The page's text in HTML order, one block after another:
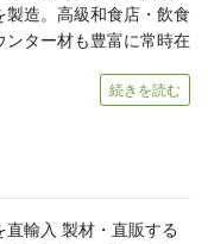
製造。高級和食店・飲食
ンター材も豊富に常時在
続きを読む
直輸入 製材・直販する